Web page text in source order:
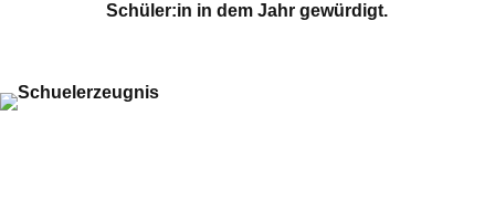
Schüler:in in dem Jahr gewürdigt.